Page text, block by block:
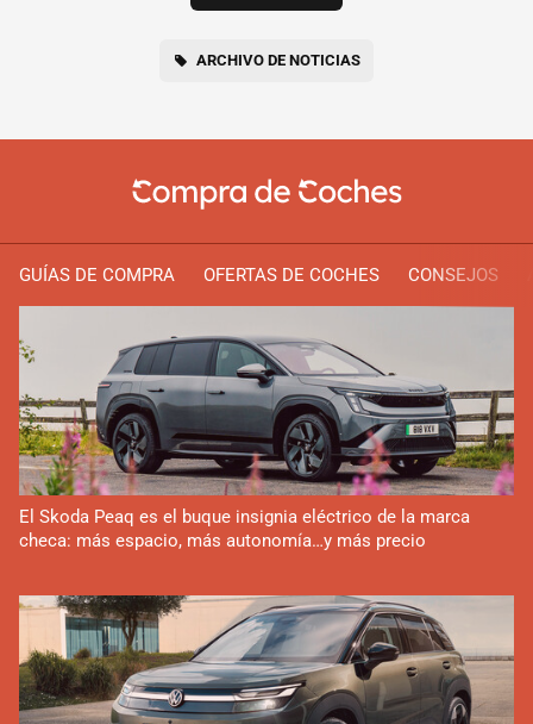
ARCHIVO DE NOTICIAS
GUÍAS DE COMPRA OFERTAS DE COCHES CONSEJOS
El Skoda Peaq es el buque insignia eléctrico de la marca
checa: más espacio, más autonomía…y más precio